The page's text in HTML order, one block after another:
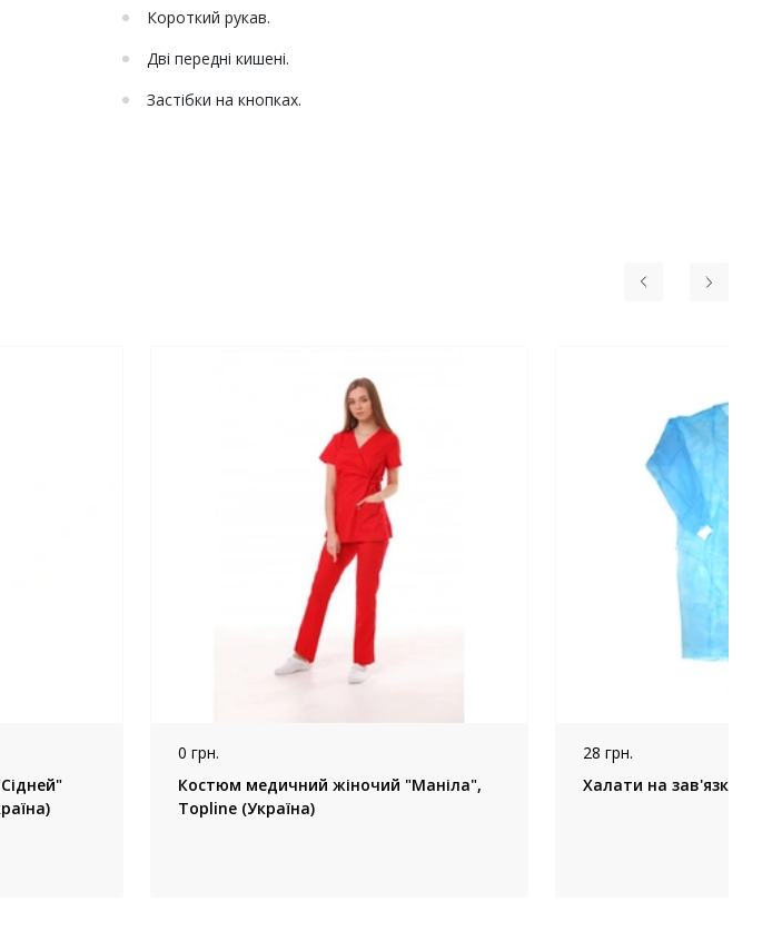
Короткий рукав.
Дві передні кишені.
Застібки на кнопках.
0 грн.
Костюм медичний жіночий "Маніла",
Topline (Україна)
28 грн.
Халати на зав'язках,